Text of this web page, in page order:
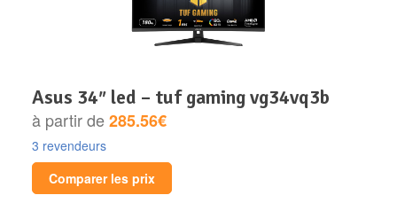
asus 34″ led – tuf gaming vg34vq3b
à partir de285.56€
3 revendeurs
Comparer les prix